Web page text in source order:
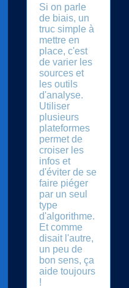
Si on parle
de biais, un
truc simple à
mettre en
place, c'est
de varier les
sources et
les outils
d'analyse.
Utiliser
plusieurs
plateformes
permet de
croiser les
infos et
d'éviter de se
faire piéger
par un seul
type
d'algorithme.
Et comme
disait l'autre,
un peu de
bon sens, ça
aide toujours
!